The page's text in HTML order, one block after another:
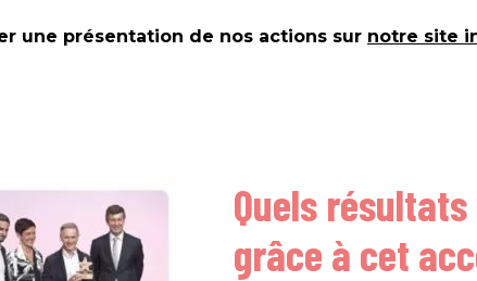
une présentation de nos actions sur notre site
Quels
grâce à cet